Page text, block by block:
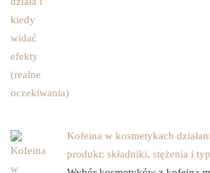
Kofeina w kosmetykach
produkt: składniki, stężenia i